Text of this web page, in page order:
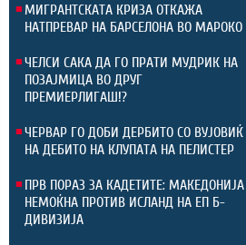
МИГРАНТСКАТА КРИЗА ОТКАЖА
НАТПРЕВАР НА БАРСЕЛОНА ВО МАРОКО
ЧЕЛСИ САКА ДА ГО ПРАТИ МУДРИК НА
ПОЗАЈМИЦА ВО ДРУГ
ПРЕМИЕРЛИГАШ!?
ЧЕРВАР ГО ДОБИ ДЕРБИТО СО ВУЈОВИЌ
НА ДЕБИТО НА КЛУПАТА НА ПЕЛИСТЕР
ПРВ ПОРАЗ ЗА КАДЕТИТЕ: МАКЕДОНИЈА
НЕМОЌНА ПРОТИВ ИСЛАНД НА ЕП Б-
ДИВИЗИЈА